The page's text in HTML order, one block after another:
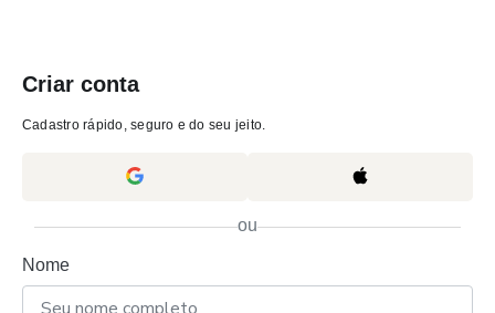
Criar conta
Cadastro rápido, seguro e do seu jeito.
ou
Nome